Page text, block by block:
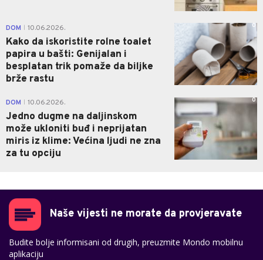
DOM 10.06.2026.
Kako da iskoristite rolne toalet
papira u bašti: Genijalan i
besplatan trik pomaže da biljke
brže rastu
0
DOM 10.06.2026.
Jedno dugme na daljinskom
može ukloniti buđ i neprijatan
miris iz klime: Većina ljudi ne zna
za tu opciju
0
Naše vijesti ne morate da provjeravate
Budite bolje informisani od drugih, preuzmite Mondo mobilnu
aplikaciju